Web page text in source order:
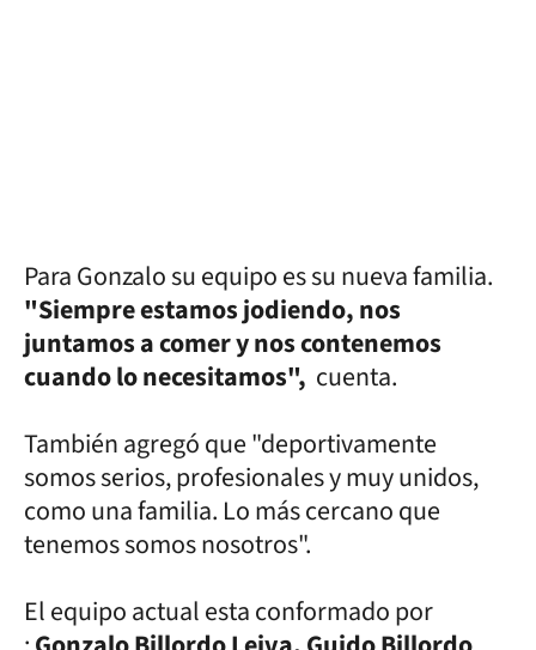
Para Gonzalo su equipo es su nueva familia.
"Siempre estamos jodiendo, nos
juntamos a comer y nos contenemos
cuando lo necesitamos", cuenta.
También agregó que "deportivamente
somos serios, profesionales y muy unidos,
como una familia. Lo más cercano que
tenemos somos nosotros".
El equipo actual esta conformado por